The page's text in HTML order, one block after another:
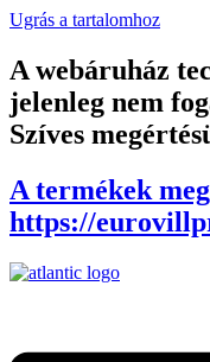
Ugrás a tartalomhoz
A webáruház
jelenleg nem
Szíves
A termékek
https://